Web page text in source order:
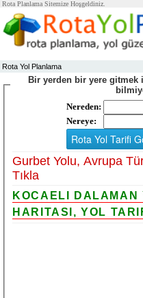
Rota Planlama Sitemize Hoşgeldiniz.
Rota Yol Planlama
Bir yerden bir yere gitmek
Nereden:
Nereye:
Gurbet Yolu, Avrupa
Tıkla
KOCAELI DALAMAN
HARITASI, YOL